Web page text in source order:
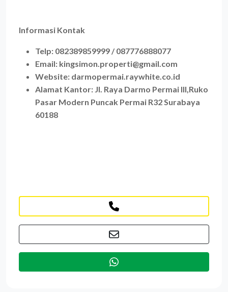
Informasi Kontak
Telp: 082389859999 / 087776888077
Email: kingsimon.properti@gmail.com
Website: darmopermai.raywhite.co.id
Alamat Kantor: Jl. Raya Darmo Permai III,Ruko
Pasar Modern Puncak Permai R32 Surabaya
60188